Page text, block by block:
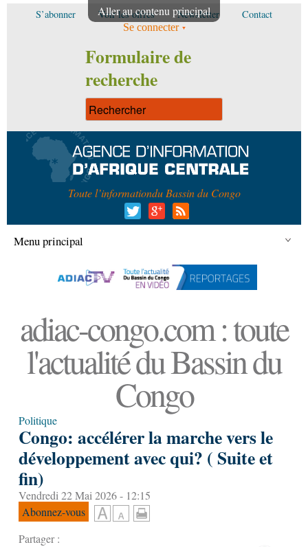
Aller au contenu principal
S’abonner Voir les offres Newsletter Contact
Se connecter
Formulaire de
recherche
Toute l’informationdu Bassin du Congo
Menu principal
adiac-congo.com : toute
l'actualité du Bassin du
Congo
Politique
Congo: accélérer la marche vers le
développement avec qui? ( Suite et
fin)
Vendredi 22 Mai 2026 - 12:15
Abonnez-vous
Partager :